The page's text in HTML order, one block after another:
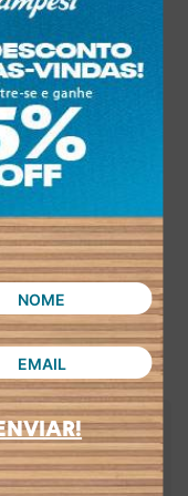
sentindo a leveza
seu
um almoço casual
sandália é um
e a beleza de
do modelo
com diferentes
criando um
e descontraído.
no seu
é a melhor
que se
do estilo.